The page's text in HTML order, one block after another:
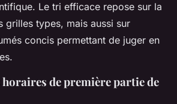
Le tri efficace repose sur la
grilles types, mais aussi sur
concis permettant de juger en
de première partie de